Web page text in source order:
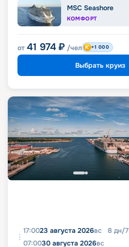
MSC Seashore
КОМФОРТ
от 41 974 ₽ /чел +1 000
Выбрать круиз
17:0023 августа 2026вс 8 дн/7
07:0030 августа 2026вс